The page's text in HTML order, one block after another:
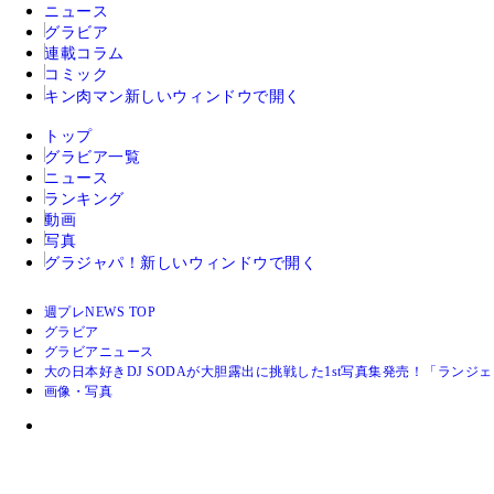
ニュース
グラビア
連載コラム
コミック
キン肉マン 新しいウィンドウで開く
トップ
グラビア一覧
ニュース
ランキング
動画
写真
グラジャパ！ 新しいウィンドウで開く
週プレNEWS TOP
グラビア
グラビアニュース
大の日本好きDJ SODAが大胆露出に挑戦した1st写真集発売！「ランジ
画像・写真